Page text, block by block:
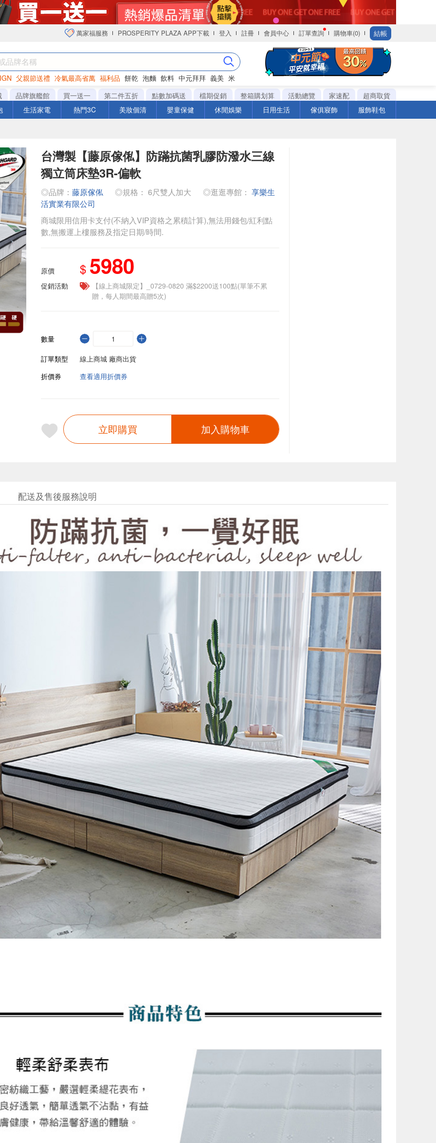
萬家福服務 PROSPERITY PLAZA APP下載 登入 註冊 會員中心 訂單查詢 購物車(0) 結帳
父親節送禮 冷氣最高省萬 福利品 餅乾 泡麵 飲料 中元拜拜 義美 米
衛生紙
品牌旗艦館 買一送一 第二件五折 點數加碼送 檔期促銷 整箱購划算 活動總覽 家速配
超商取貨
生活家電 熱門3C 美妝個清 嬰童保健 休閒娛樂 日用生活 傢俱寢飾 服飾鞋包
台灣製【藤原傢俬】防蹣抗菌乳膠防潑水三線
獨立筒床墊3R-偏軟
◎品牌： 藤原傢俬 ◎規格： 6尺雙人加大 ◎逛逛專館： 享樂生
活實業有限公司
商城限用信用卡支付(不納入VIP資格之累積計算),無法用錢包/紅利點
數,無搬運上樓服務及指定日期/時間.
原價 $ 5980
促銷活動
【線上商城限定】_0729-0820 滿$2200送100點(單筆不累
贈，每人期間最高贈5次)
數量
訂單類型
線上商城 廠商出貨
折價券
查看適用折價券
立即購買 加入購物車
配送及售後服務說明